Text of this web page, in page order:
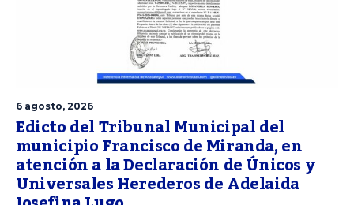
6 agosto, 2026
Edicto del Tribunal Municipal del
municipio Francisco de Miranda, en
atención a la Declaración de Únicos y
Universales Herederos de Adelaida